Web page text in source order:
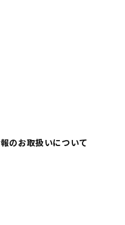
のお取扱いについて